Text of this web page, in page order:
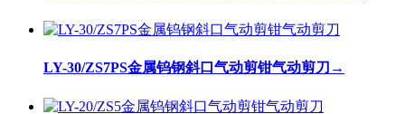
LY-30/ZS7PS金属钨钢斜口气动剪钳气动剪刀 →